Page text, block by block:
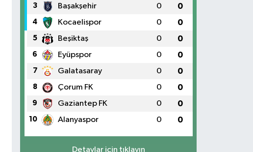
3 Başakşehir 0 0
4 Kocaelispor 0 0
5 Beşiktaş 0 0
6 Eyüpspor 0 0
7 Galatasaray 0 0
8 Çorum FK 0 0
9 Gaziantep FK 0 0
10 Alanyaspor 0 0
Detaylar için tıklayın